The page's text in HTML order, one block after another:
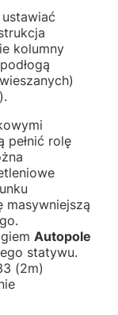
kolumny
pełnić rolę
masywniejszą
Autopole
statywu.
(2m)